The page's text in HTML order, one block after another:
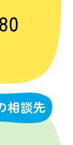
相談先